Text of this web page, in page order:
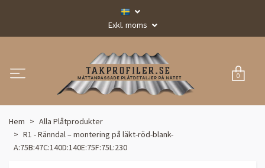
Exkl. moms
0
Hem
Alla Plåtprodukter
R1 - Ränndal – montering på läkt-röd-blank-
A:75B:47C:140D:140E:75F:75L:230